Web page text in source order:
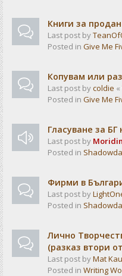
Книги за продан
Last post by
Posted in Give Me
Копувам или
Last post bycoldie «
Posted in Give Me
Гласуване за
Last post by Moridin
Posted in
Фирми в
Last post by
Posted in
Лично
(разказ втори
Last post byMat
Posted in Writing